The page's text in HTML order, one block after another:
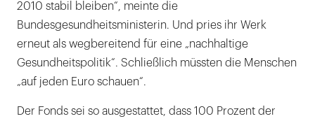
2010 stabil bleiben“, meinte die
Bundesgesundheitsministerin. Und pries ihr Werk
erneut als wegbereitend für eine „nachhaltige
Gesundheitspolitik“. Schließlich müssten die Menschen
„auf jeden Euro schauen“.
Der Fonds sei so ausgestattet, dass 100 Prozent der